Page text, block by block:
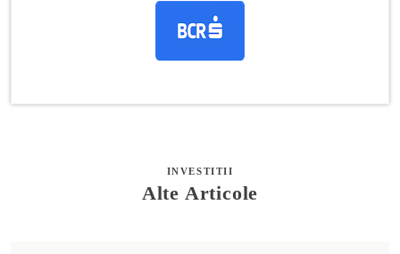
INVESTITII
Alte Articole